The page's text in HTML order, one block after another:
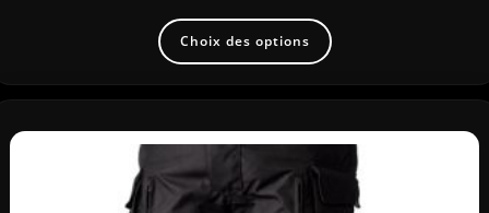
Choix des options